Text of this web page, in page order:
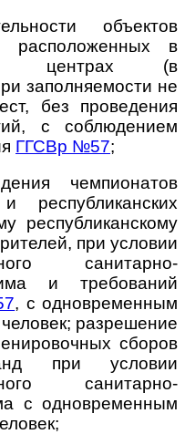
объектов
расположенных в
центрах (в
заполняемости не
без проведения
с соблюдением
ГГСВр №57;
чемпионатов
республиканских
республиканскому
при условии
санитарно­
и требований
, с одновременным
разрешение
сборов
при условии
санитарно-
с одновременным